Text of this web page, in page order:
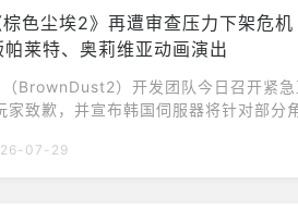
色尘埃2》再遭审查压力下架危
莱特、奥莉维亚动画演出
BrownDust2）开发团队今日召开紧
家致歉，并宣布韩国伺服器将针对部分
」，反映出审查争议在韩国社群中的反
07-29